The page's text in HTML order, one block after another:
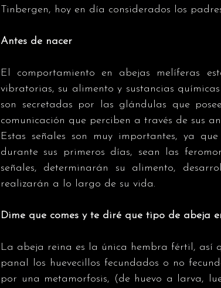
Tinbergen, hoy en día considerados los
Antes de nacer
El comportamiento en abejas melíferas
vibratorias, su alimento y sustancias
son secretadas por las glándulas que
comunicación que perciben a través de sus
Estas señales son muy importantes, ya
durante sus primeros días, sean las
señales, determinarán su alimento,
realizarán a lo largo de su vida.
Dime que comes y te diré que tipo de abeja
La abeja reina es la única hembra fértil, así
panal los huevecillos fecundados o no
por una metamorfosis, (de huevo a larva,